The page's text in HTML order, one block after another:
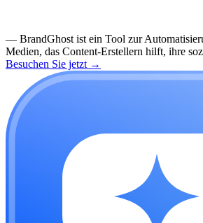
— BrandGhost ist ein Tool zur
Medien, das Content-Erstellern hilft, ihre
Besuchen Sie jetzt →